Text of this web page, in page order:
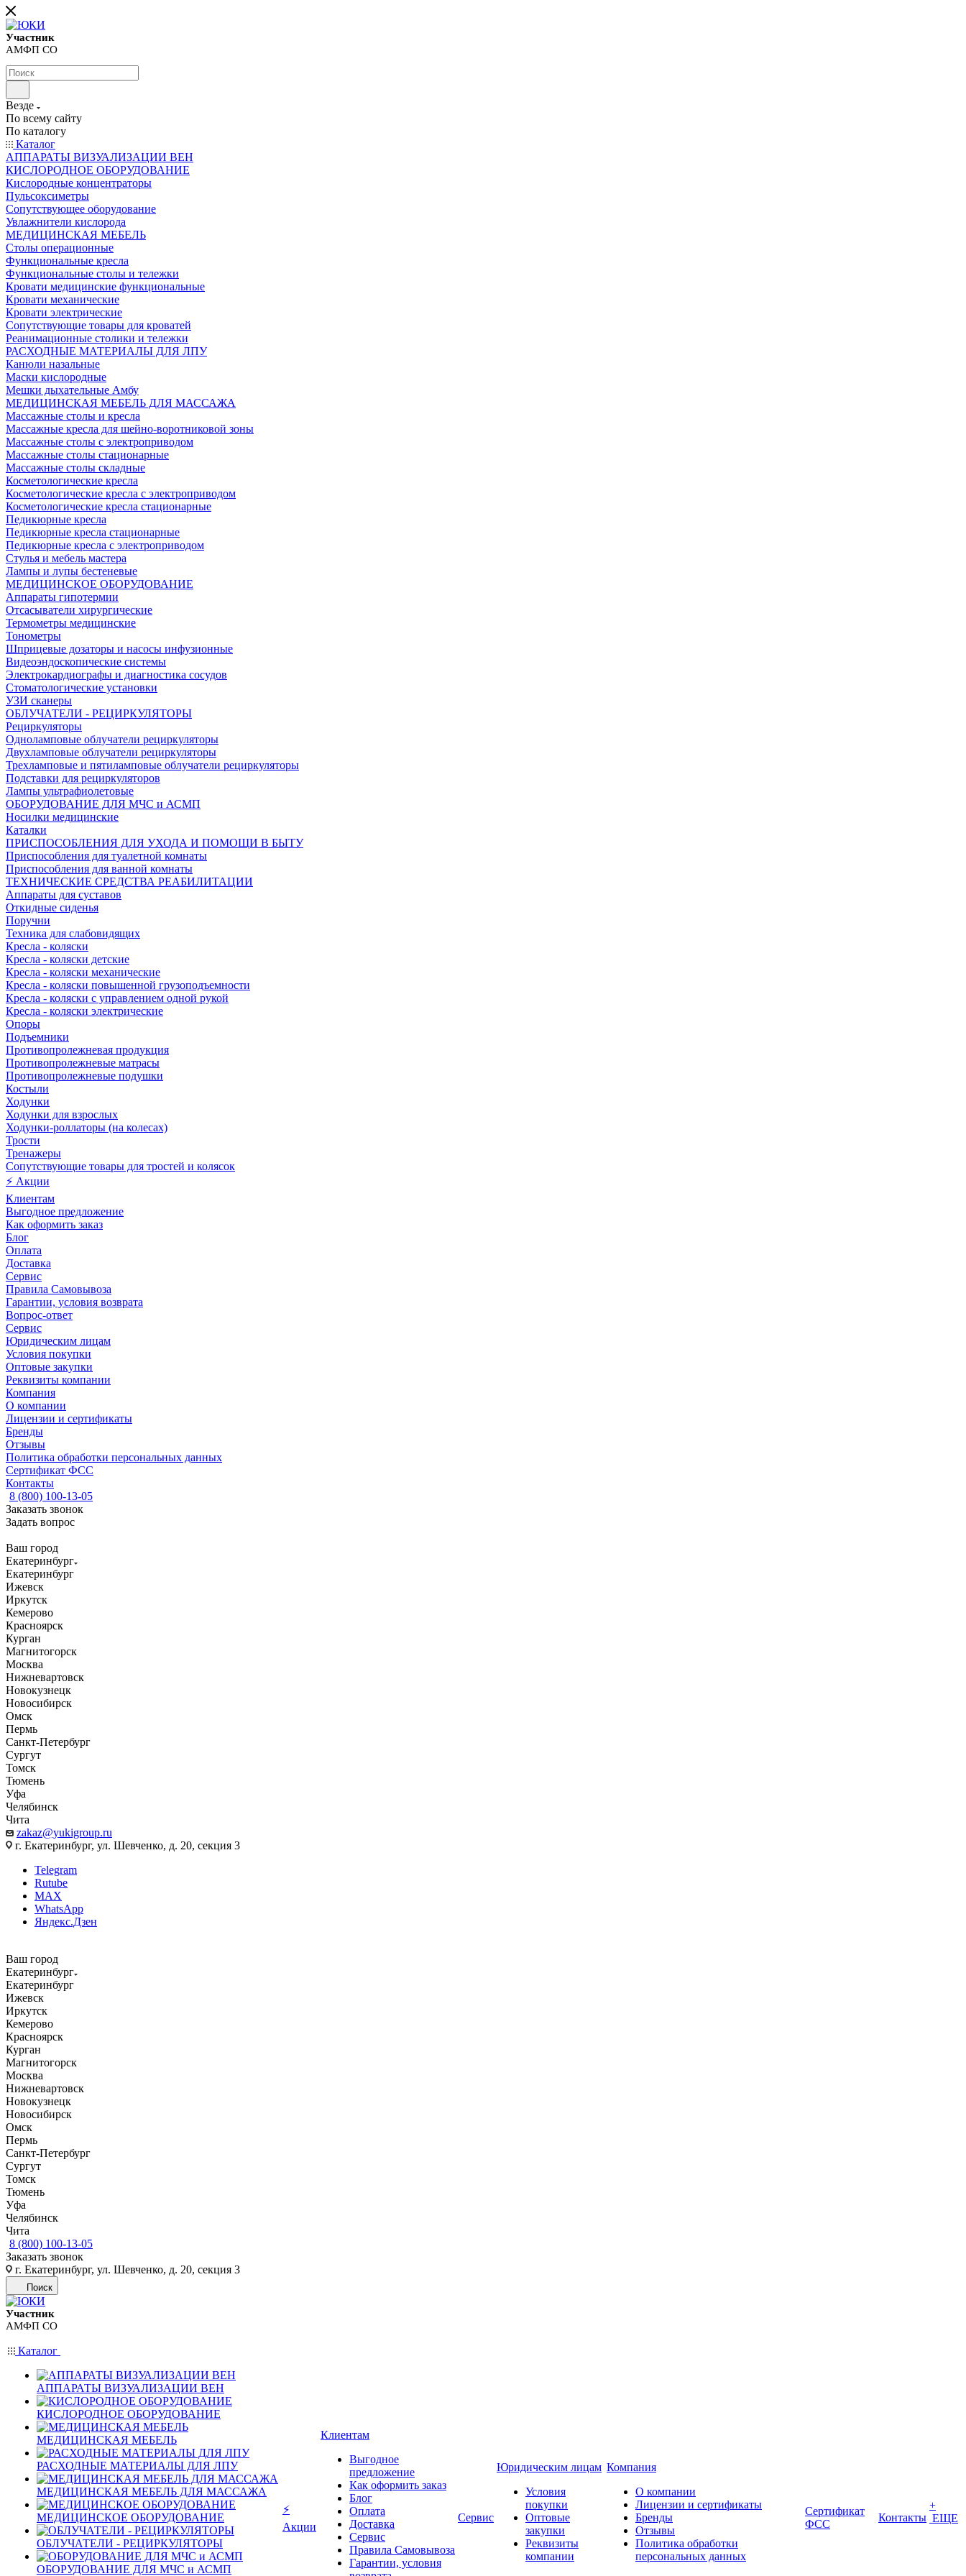
Участник
АМФП СО
Везде
По всему сайту
По каталогу
Каталог
АППАРАТЫ ВИЗУАЛИЗАЦИИ ВЕН
КИСЛОРОДНОЕ ОБОРУДОВАНИЕ
Кислородные концентраторы
Пульсоксиметры
Сопутствующее оборудование
Увлажнители кислорода
МЕДИЦИНСКАЯ МЕБЕЛЬ
Столы операционные
Функциональные кресла
Функциональные столы и тележки
Кровати медицинские функциональные
Кровати механические
Кровати электрические
Сопутствующие товары для кроватей
Реанимационные столики и тележки
РАСХОДНЫЕ МАТЕРИАЛЫ ДЛЯ ЛПУ
Канюли назальные
Маски кислородные
Мешки дыхательные Амбу
МЕДИЦИНСКАЯ МЕБЕЛЬ ДЛЯ МАССАЖА
Массажные столы и кресла
Массажные кресла для шейно-воротниковой зоны
Массажные столы с электроприводом
Массажные столы стационарные
Массажные столы складные
Косметологические кресла
Косметологические кресла с электроприводом
Косметологические кресла стационарные
Педикюрные кресла
Педикюрные кресла стационарные
Педикюрные кресла с электроприводом
Стулья и мебель мастера
Лампы и лупы бестеневые
МЕДИЦИНСКОЕ ОБОРУДОВАНИЕ
Аппараты гипотермии
Отсасыватели хирургические
Термометры медицинские
Тонометры
Шприцевые дозаторы и насосы инфузионные
Видеоэндоскопические системы
Электрокардиографы и диагностика сосудов
Стоматологические установки
УЗИ сканеры
ОБЛУЧАТЕЛИ - РЕЦИРКУЛЯТОРЫ
Рециркуляторы
Одноламповые облучатели рециркуляторы
Двухламповые облучатели рециркуляторы
Трехламповые и пятиламповые облучатели рециркуляторы
Подставки для рециркуляторов
Лампы ультрафиолетовые
ОБОРУДОВАНИЕ ДЛЯ МЧС и АСМП
Носилки медицинские
Каталки
ПРИСПОСОБЛЕНИЯ ДЛЯ УХОДА И ПОМОЩИ В БЫТУ
Приспособления для туалетной комнаты
Приспособления для ванной комнаты
ТЕХНИЧЕСКИЕ СРЕДСТВА РЕАБИЛИТАЦИИ
Аппараты для суставов
Откидные сиденья
Поручни
Техника для слабовидящих
Кресла - коляски
Кресла - коляски детские
Кресла - коляски механические
Кресла - коляски повышенной грузоподъемности
Кресла - коляски с управлением одной рукой
Кресла - коляски электрические
Опоры
Подъемники
Противопролежневая продукция
Противопролежневые матрасы
Противопролежневые подушки
Костыли
Ходунки
Ходунки для взрослых
Ходунки-роллаторы (на колесах)
Трости
Тренажеры
Сопутствующие товары для тростей и колясок
⚡ Акции
Клиентам
Выгодное предложение
Как оформить заказ
Блог
Оплата
Доставка
Сервис
Правила Самовывоза
Гарантии, условия возврата
Вопрос-ответ
Сервис
Юридическим лицам
Условия покупки
Оптовые закупки
Реквизиты компании
Компания
О компании
Лицензии и сертификаты
Бренды
Отзывы
Политика обработки персональных данных
Сертификат ФСС
Контакты
8 (800) 100-13-05
Заказать звонок
Задать вопрос
Ваш город
Екатеринбург
Екатеринбург
Ижевск
Иркутск
Кемерово
Красноярск
Курган
Магнитогорск
Москва
Нижневартовск
Новокузнецк
Новосибирск
Омск
Пермь
Санкт-Петербург
Сургут
Томск
Тюмень
Уфа
Челябинск
Чита
zakaz@yukigroup.ru
г. Екатеринбург, ул. Шевченко, д. 20, секция 3
Telegram
Rutube
MAX
WhatsApp
Яндекс.Дзен
Ваш город
Екатеринбург
Екатеринбург
Ижевск
Иркутск
Кемерово
Красноярск
Курган
Магнитогорск
Москва
Нижневартовск
Новокузнецк
Новосибирск
Омск
Пермь
Санкт-Петербург
Сургут
Томск
Тюмень
Уфа
Челябинск
Чита
8 (800) 100-13-05
Заказать звонок
г. Екатеринбург, ул. Шевченко, д. 20, секция 3
Поиск
Участник
АМФП СО
Каталог
АППАРАТЫ ВИЗУАЛИЗАЦИИ ВЕН
КИСЛОРОДНОЕ ОБОРУДОВАНИЕ
МЕДИЦИНСКАЯ МЕБЕЛЬ
РАСХОДНЫЕ МАТЕРИАЛЫ ДЛЯ ЛПУ
МЕДИЦИНСКАЯ МЕБЕЛЬ ДЛЯ МАССАЖА
МЕДИЦИНСКОЕ ОБОРУДОВАНИЕ
ОБЛУЧАТЕЛИ - РЕЦИРКУЛЯТОРЫ
ОБОРУДОВАНИЕ ДЛЯ МЧС и АСМП
⚡
Акции
Клиентам
Выгодное
предложение
Как оформить заказ
Блог
Оплата
Доставка
Сервис
Правила Самовывоза
Гарантии, условия
Сервис
Юридическим лицам
Условия
покупки
Оптовые
закупки
Реквизиты
компании
Компания
О компании
Лицензии и сертификаты
Бренды
Отзывы
Политика обработки
персональных данных
Сертификат
ФСС
Контакты
+
ЕЩЕ